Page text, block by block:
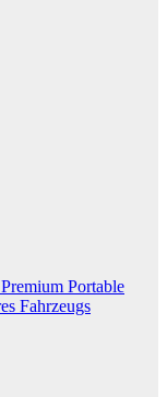
Premium Portable
Fahrzeugs